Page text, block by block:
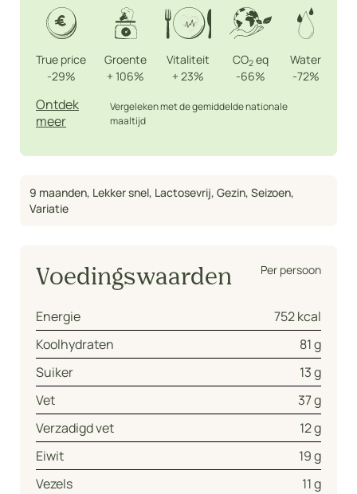
True price
-29%
Groente
+ 106%
Vitaliteit
+ 23%
CO2 eq
-66%
Water
-72%
Ontdek
meer
Vergeleken met de gemiddelde nationale
maaltijd
9 maanden, Lekker snel, Lactosevrij, Gezin, Seizoen,
Variatie
Voedingswaarden Per persoon
Energie
752 kcal
Koolhydraten
81 g
Suiker
13 g
Vet
37 g
Verzadigd vet
12 g
Eiwit
19 g
Vezels
11 g